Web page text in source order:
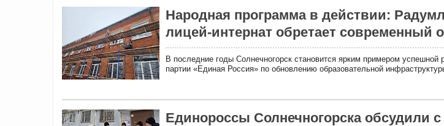
Народная программа в действии:
лицей-интернат обретает современный
В последние годы Солнечногорск становится ярким примером успешной
партии «Единая Россия» по обновлению образовательной
Единороссы Солнечногорска обсудили с